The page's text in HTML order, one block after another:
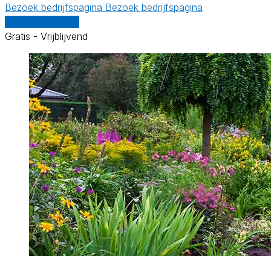
Bezoek bedrijfspagina Bezoek bedrijfspagina
Gratis - Vrijblijvend